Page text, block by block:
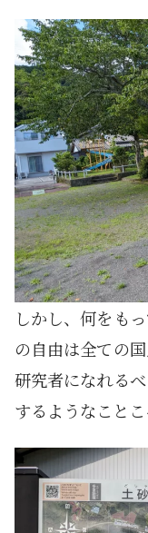
しかし、何をも
の自由は全ての
研究者になれる
するようなことこ